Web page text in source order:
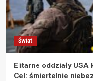
Świat
Elitarne oddziały
Cel: śmiertelnie